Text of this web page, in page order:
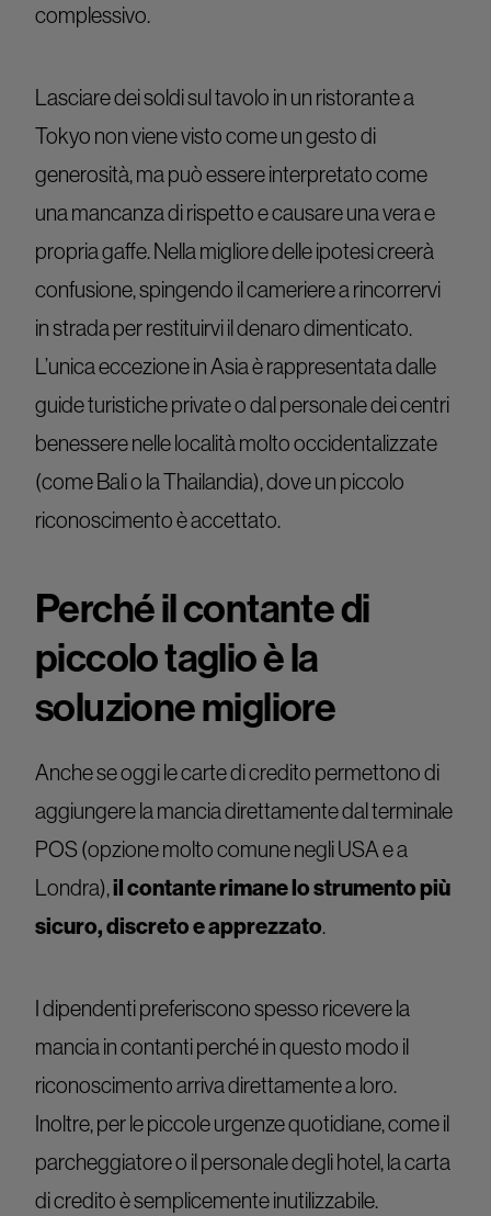
complessivo.
Lasciare dei soldi sul tavolo in un ristorante a
Tokyo non viene visto come un gesto di
generosità, ma può essere interpretato come
una mancanza di rispetto e causare una vera e
propria gaffe. Nella migliore delle ipotesi creerà
confusione, spingendo il cameriere a rincorrervi
in strada per restituirvi il denaro dimenticato.
L’unica eccezione in Asia è rappresentata dalle
guide turistiche private o dal personale dei centri
benessere nelle località molto occidentalizzate
(come Bali o la Thailandia), dove un piccolo
riconoscimento è accettato.
Perché il contante di
piccolo taglio è la
soluzione migliore
Anche se oggi le carte di credito permettono di
aggiungere la mancia direttamente dal terminale
POS (opzione molto comune negli USA e a
Londra),il contante rimane lo strumento più
sicuro, discreto e apprezzato.
I dipendenti preferiscono spesso ricevere la
mancia in contanti perché in questo modo il
riconoscimento arriva direttamente a loro.
Inoltre, per le piccole urgenze quotidiane, come il
parcheggiatore o il personale degli hotel, la carta
di credito è semplicemente inutilizzabile.